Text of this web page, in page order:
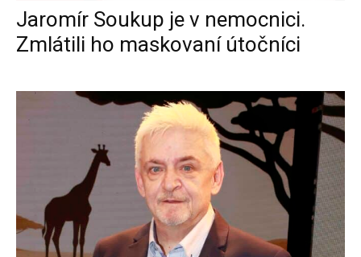
Jaromír Soukup je v nemocnici.
Zmlátili ho maskovaní útočníci